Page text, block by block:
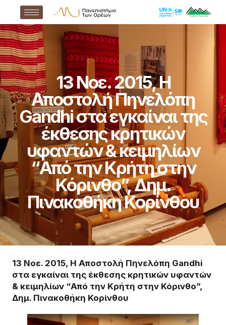
13 Νοε. 2015, Η
Αποστολή Πηνελόπη
Gandhi στα εγκαίναι της
έκθεσης κρητικών
υφαντών & κειμηλίων
“Από την Κρήτη στην
Κόρινθο”, Δημ.
Πινακοθήκη Κορίνθου
13 Νοε. 2015, Η Αποστολή Πηνελόπη Gandhi
στα εγκαίναι της έκθεσης κρητικών υφαντών
& κειμηλίων “Από την Κρήτη στην Κόρινθο”,
Δημ. Πινακοθήκη Κορίνθου